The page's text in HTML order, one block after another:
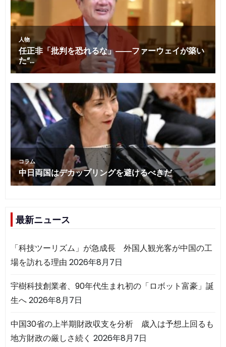
最新ニュース
「科技ツーリズム」が急成長 外国人観光客が中国の工
場を訪れる理由 2026年8月7日
宇樹科技創業者、90年代生まれ初の「ロボット富豪」誕
生へ2026年8月7日
中国30省の上半期財政収支を分析 歳入は予想上回るも
地方財政の厳しさ続く 2026年8月7日